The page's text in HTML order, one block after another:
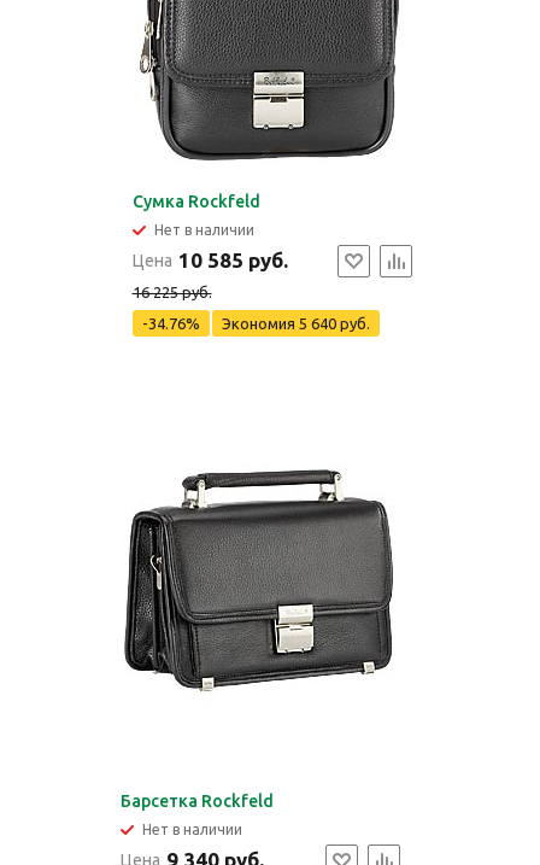
Сумка Rockfeld
Нет в наличии
Цена 10 585 руб.
16 225 руб.
-34.76%
Экономия 5 640 руб.
Барсетка Rockfeld
Нет в наличии
Цена 9 340 руб.